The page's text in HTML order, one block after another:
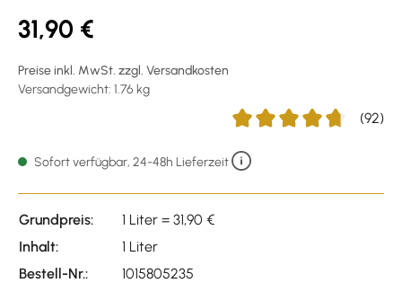
31,90 €
Preise inkl. MwSt. zzgl. Versandkosten
Versandgewicht: 1.76 kg
(92)
Sofort verfügbar, 24-48h Lieferzeit
Grundpreis:
1 Liter = 31,90 €
Inhalt:
1 Liter
Bestell-Nr.:
1015805235